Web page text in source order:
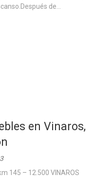
de...
en Vinaros,
145 – 12.500 VINAROS